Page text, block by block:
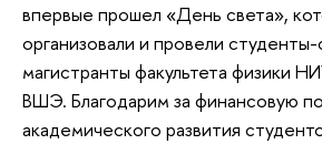
впервые прошел «День света»,
организовали и провели
магистранты факультета физики
ВШЭ. Благодарим за финансовую
академического развития